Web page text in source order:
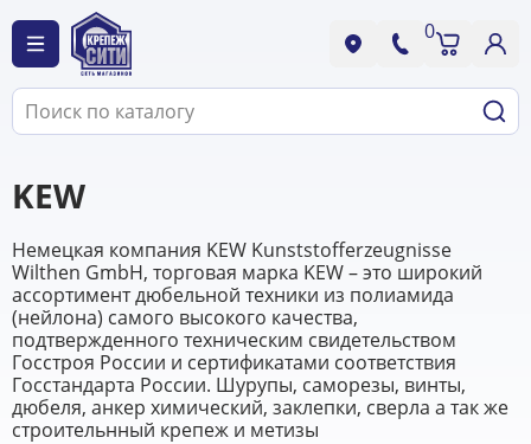
0
KEW
Немецкая компания KEW Kunststofferzeugnisse
Wilthen GmbH, торговая марка KEW – это широкий
ассортимент дюбельной техники из полиамида
(нейлона) самого высокого качества,
подтвержденного техническим свидетельством
Госстроя России и сертификатами соответствия
Госстандарта России. Шурупы, саморезы, винты,
дюбеля, анкер химический, заклепки, сверла а так же
строительнный крепеж и метизы